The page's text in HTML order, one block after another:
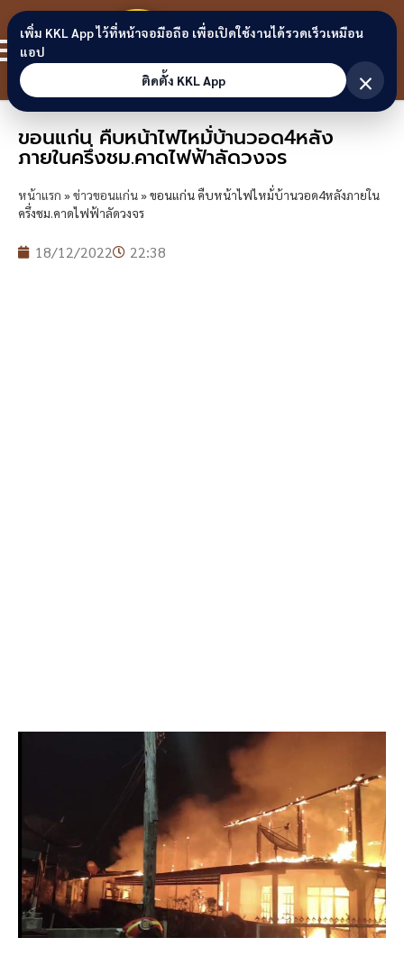
Skip to content
ขอนแก่น
ลิงก์
ขอนแก่น คืบหน้าไฟไหม้่บ้านวอด4หลัง
ภายในครึ่งชม.คาดไฟฟ้าลัดวงจร
หน้าแรก »ข่าวขอนแก่น»ขอนแก่น คืบหน้าไฟไหม้่บ้านวอด4หลังภายใน
ครึ่งชม.คาดไฟฟ้าลัดวงจร
18/12/2022 22:38
เพิ่ม KKL App ไว้ที่หน้าจอมือถือ เพื่อเปิดใช้งานได้รวดเร็วเหมือน
แอป
ติดตั้ง KKL App
×